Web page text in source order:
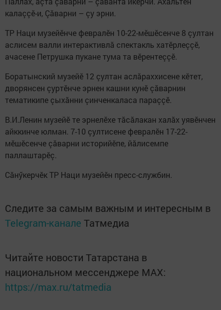
калаççӗ-и, Çăварни – çу эрни.
ТР Наци музейӗнче февралӗн 10-22-мӗшӗсенче 8 çултан
аслисем валли интерактивлă спектакль хатӗрлеççӗ,
ачасене Петрушка пукане тума та вӗрентеççӗ.
Боратынский музейӗ 12 çултан аслăраххисене кӗтет,
дворянсен çуртӗнче эрнен кашни кунӗ çăварнин
тематикипе çыхăнни çинченкаласа параççӗ.
В.И.Ленин музейӗ те эрнелӗхе тăсăлакан халăх уявӗнчен
айккинче юлман. 7-10 çултисене февралӗн 17-22-
мӗшӗсенче çăварни историйӗпе, йăлисемпе
паллаштарӗç.
Сăнӳкерчӗк ТР Наци музейӗн пресс-службин.
Следите за самым важным и интересным в
Telegram-канале Татмедиа
Читайте новости Татарстана в
национальном мессенджере MАХ:
https://max.ru/tatmedia